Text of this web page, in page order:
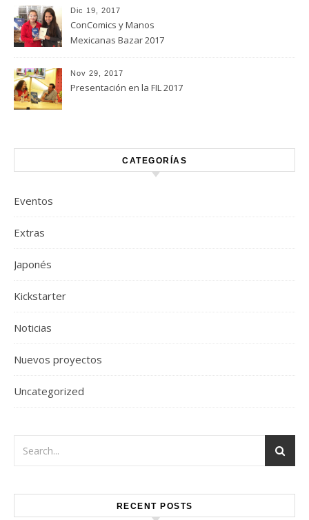
Dic 19, 2017
ConComics y Manos
Mexicanas Bazar 2017
Nov 29, 2017
Presentación en la FIL 2017
CATEGORÍAS
Eventos
Extras
Japonés
Kickstarter
Noticias
Nuevos proyectos
Uncategorized
RECENT POSTS